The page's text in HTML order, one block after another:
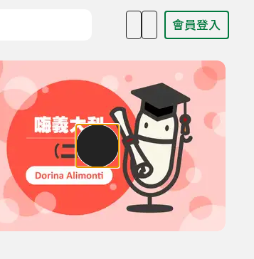
會員登入